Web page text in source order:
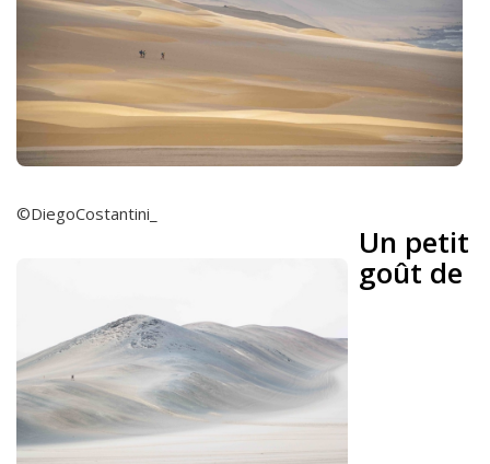
©DiegoCostantini_
Un petit
goût de